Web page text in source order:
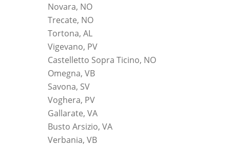
Novara, NO
Trecate, NO
Tortona, AL
Vigevano, PV
Castelletto Sopra Ticino, NO
Omegna, VB
Savona, SV
Voghera, PV
Gallarate, VA
Busto Arsizio, VA
Verbania, VB